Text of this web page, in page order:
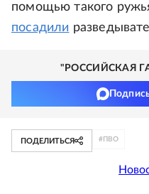
помощью такого
посадили
"РОССИЙСКАЯ
ПОДЕЛИТЬСЯ # ПВО